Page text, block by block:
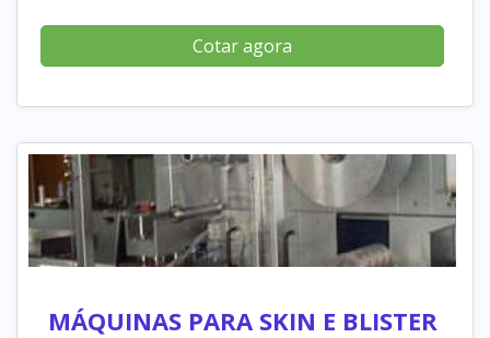
Cotar agora
MÁQUINAS PARA SKIN E BLISTER